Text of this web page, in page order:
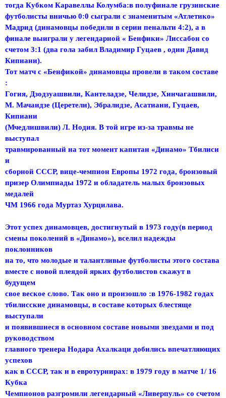
тогда Кубком Каравеллы Колумба:в полуфинале грузинские
футболисты вничью 0:0 сыграли с знаменитым «Атлетико»
Мадрид (динамовцы победили в серии пенальти 4:2), а в
финале выиграли у легендарной « Бенфики» Лиссабон со
счетом 3:1 (два гола забил Владимир Гуцаев , один Давид
Кипиани).
Тот матч с «Бенфикой» динамовцы провели в таком составе
:
Гогия, Дзодзуашвили, Кантеладзе, Челидзе, Хинчагашвили,
М. Мачаидзе (Церетели), Эбралидзе, Асатиани, Гуцаев,
Кипиани
(Мчедлишвили) Л. Нодия. В той игре из-за травмы не
выступал
травмированный на тот момент капитан «Динамо» Тбилиси
и
сборной СССР, вице-чемпион Европы 1972 года, бронзовый
призер Олимпиады 1972 и обладатель малых бронзовых
медалей
ЧМ 1966 года Муртаз Хурцилава.
Этот успех динамовцев, достигнутый в 1973 году(в период
смены поколений в «Динамо»), вселил надежды
поклонников
на то, что молодые и талантливые футболисты этого состава
вместе с новой плеядой ярких футболистов скажут в
будущем
свое веское слово. Так оно и произошло :в 1976-1982 годах
тбилисские динамовцы, в составе которых блестяще
выступали
и появившиеся в основном составе новыми звездами и под
руководством
главного тренера Нодара Ахалкаци добились впечатляющих
успехов
как в СССР, так и в евротурнирах: в 1979 году в матче 1/ 16
Кубка
Чемпионов разгромили легендарный «Ливерпуль» со счетом